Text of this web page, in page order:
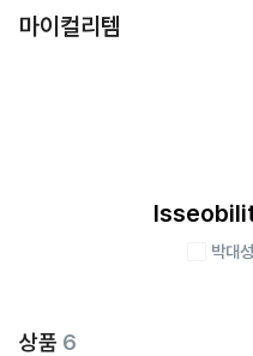
마이컬리템
박대성
상품 6